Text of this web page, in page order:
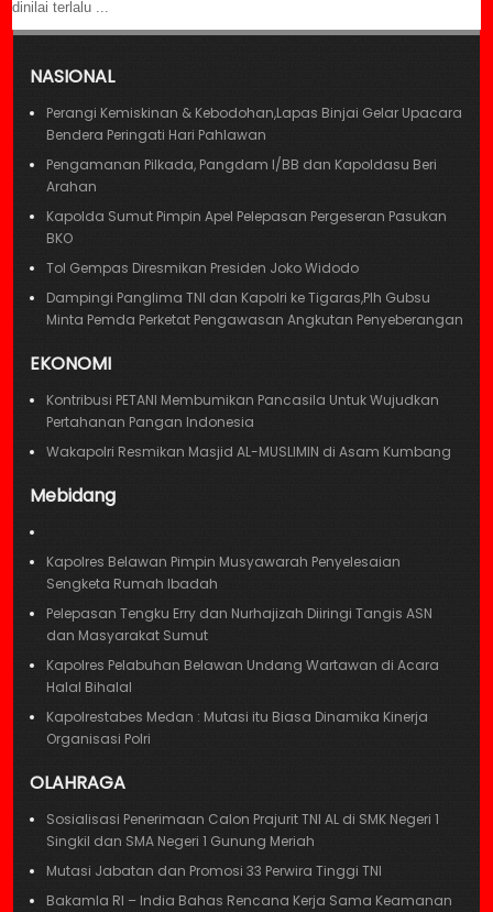
dinilai terlalu ...
NASIONAL
Perangi Kemiskinan & Kebodohan,Lapas Binjai Gelar Upacara
Bendera Peringati Hari Pahlawan
Pengamanan Pilkada, Pangdam I/BB dan Kapoldasu Beri
Arahan
Kapolda Sumut Pimpin Apel Pelepasan Pergeseran Pasukan
BKO
Tol Gempas Diresmikan Presiden Joko Widodo
Dampingi Panglima TNI dan Kapolri ke Tigaras,Plh Gubsu
Minta Pemda Perketat Pengawasan Angkutan Penyeberangan
EKONOMI
Kontribusi PETANI Membumikan Pancasila Untuk Wujudkan
Pertahanan Pangan Indonesia
Wakapolri Resmikan Masjid AL-MUSLIMIN di Asam Kumbang
Mebidang
Kapolres Belawan Pimpin Musyawarah Penyelesaian
Sengketa Rumah Ibadah
Pelepasan Tengku Erry dan Nurhajizah Diiringi Tangis ASN
dan Masyarakat Sumut
Kapolres Pelabuhan Belawan Undang Wartawan di Acara
Halal Bihalal
Kapolrestabes Medan : Mutasi itu Biasa Dinamika Kinerja
Organisasi Polri
OLAHRAGA
Sosialisasi Penerimaan Calon Prajurit TNI AL di SMK Negeri 1
Singkil dan SMA Negeri 1 Gunung Meriah
Mutasi Jabatan dan Promosi 33 Perwira Tinggi TNI
Bakamla RI – India Bahas Rencana Kerja Sama Keamanan